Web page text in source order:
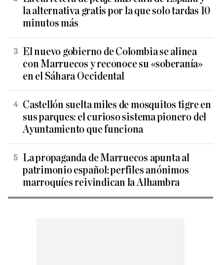
la alternativa gratis por la que solo tardas 10
minutos más
El nuevo gobierno de Colombia se alinea
con Marruecos y reconoce su «soberanía»
en el Sáhara Occidental
Castellón suelta miles de mosquitos tigre en
sus parques: el curioso sistema pionero del
Ayuntamiento que funciona
La propaganda de Marruecos apunta al
patrimonio español: perfiles anónimos
marroquíes reivindican la Alhambra